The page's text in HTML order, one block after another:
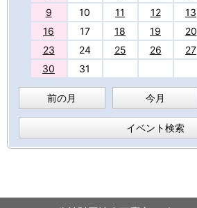
9
10 11 12 13
16
17 18 19 20
23
24 25 26 27
30
31
前の月 今月
イベント検索